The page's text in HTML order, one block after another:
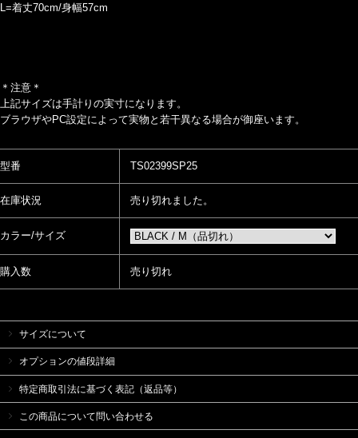
L=着丈70cm/身幅57cm
＊注意＊
上記サイズは手計りの実寸になります。
ブラウザやPC設定によって実物と若干異なる場合が御座います。
型番 TS02399SP25
在庫状況 売り切れました。
カラー/サイズ
購入数 売り切れ
サイズについて
オプションの値段詳細
特定商取引法に基づく表記（返品等）
この商品について問い合わせる